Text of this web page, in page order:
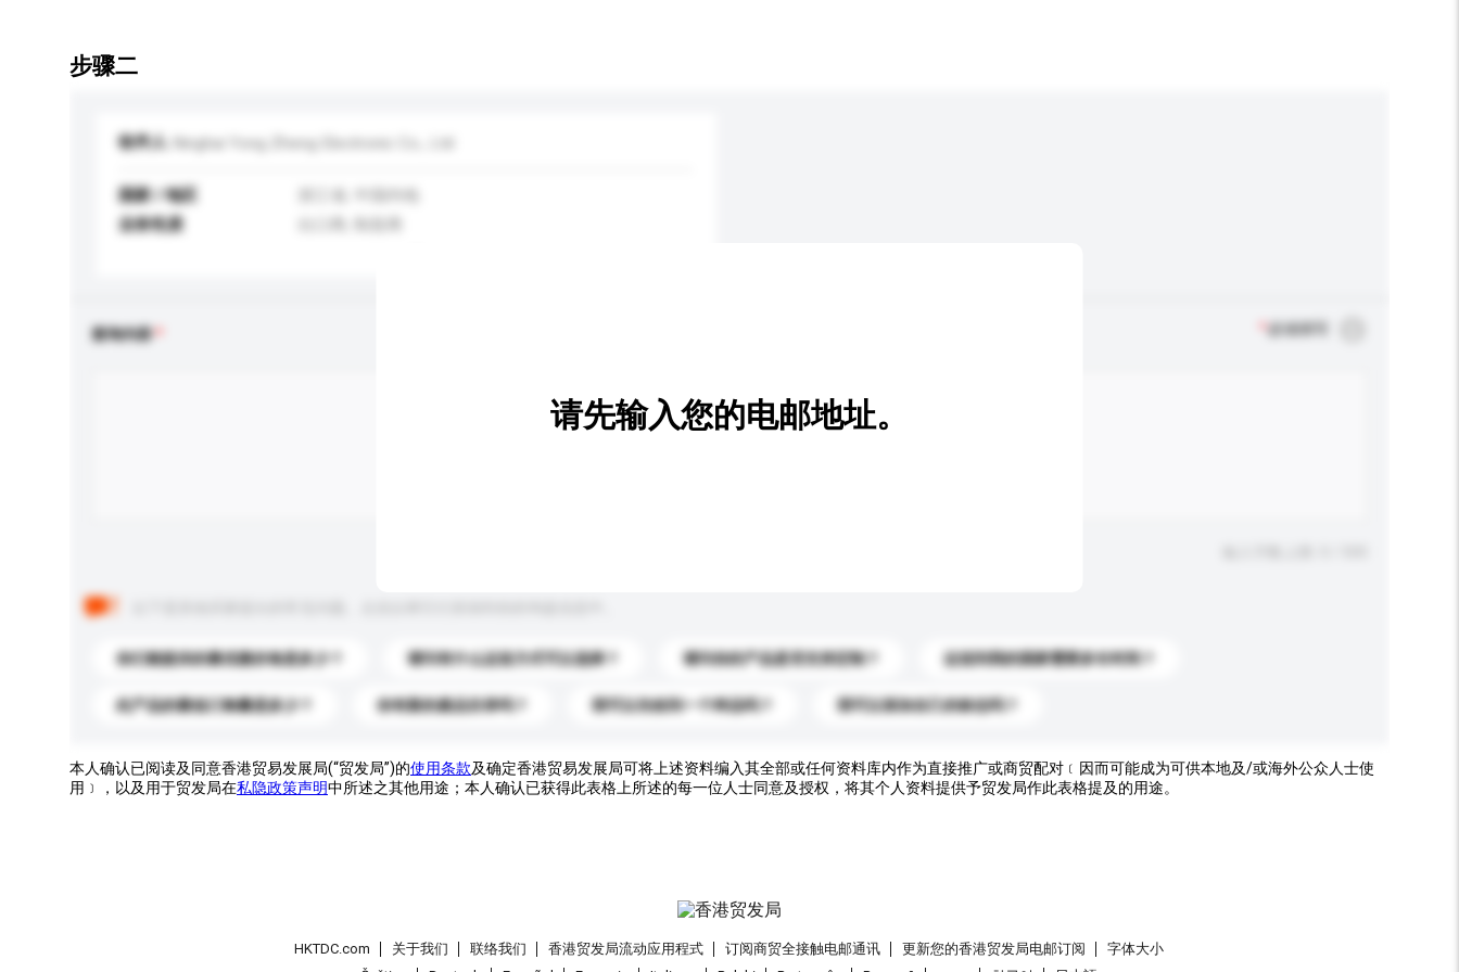
步骤二
收件人 Ninghai Yong Zheng Electronic Co., Ltd
国家 / 地区
业务性质
查询内容 必须填写
你们能提供的最优惠价格是多少？ 请问有什么运送方式可以选择？ 请问你的产品是否支持定制？ 运送到我的国家需要多长时间？
此产品的最低订购量是多少？ 你有新的產品目录吗？ 我可以先收到一个样品吗？ 我可以添加自己的标志吗？
请先输入您的电邮地址。
本人确认已阅读及同意香港贸易发展局(“贸发局”)的使用条款及确定香港贸易发展局可将上述资料编入其全部或任何资料库内作为直接推广或商贸配对﹝因而可能成为可供本地及/或海外公众人士使
用﹞，以及用于贸发局在私隐政策声明中所述之其他用途；本人确认已获得此表格上所述的每一位人士同意及授权，将其个人资料提供予贸发局作此表格提及的用途。
HKTDC.com 关于我们 联络我们 香港贸发局流动应用程式 订阅商贸全接触电邮通讯 更新您的香港贸发局电邮订阅
字体大小